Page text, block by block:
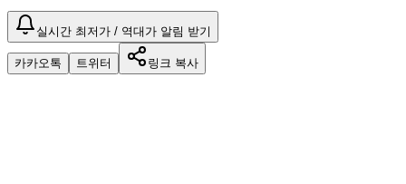
실시간 최저가 / 역대가 알림 받기
카카오톡 트위터 링크 복사